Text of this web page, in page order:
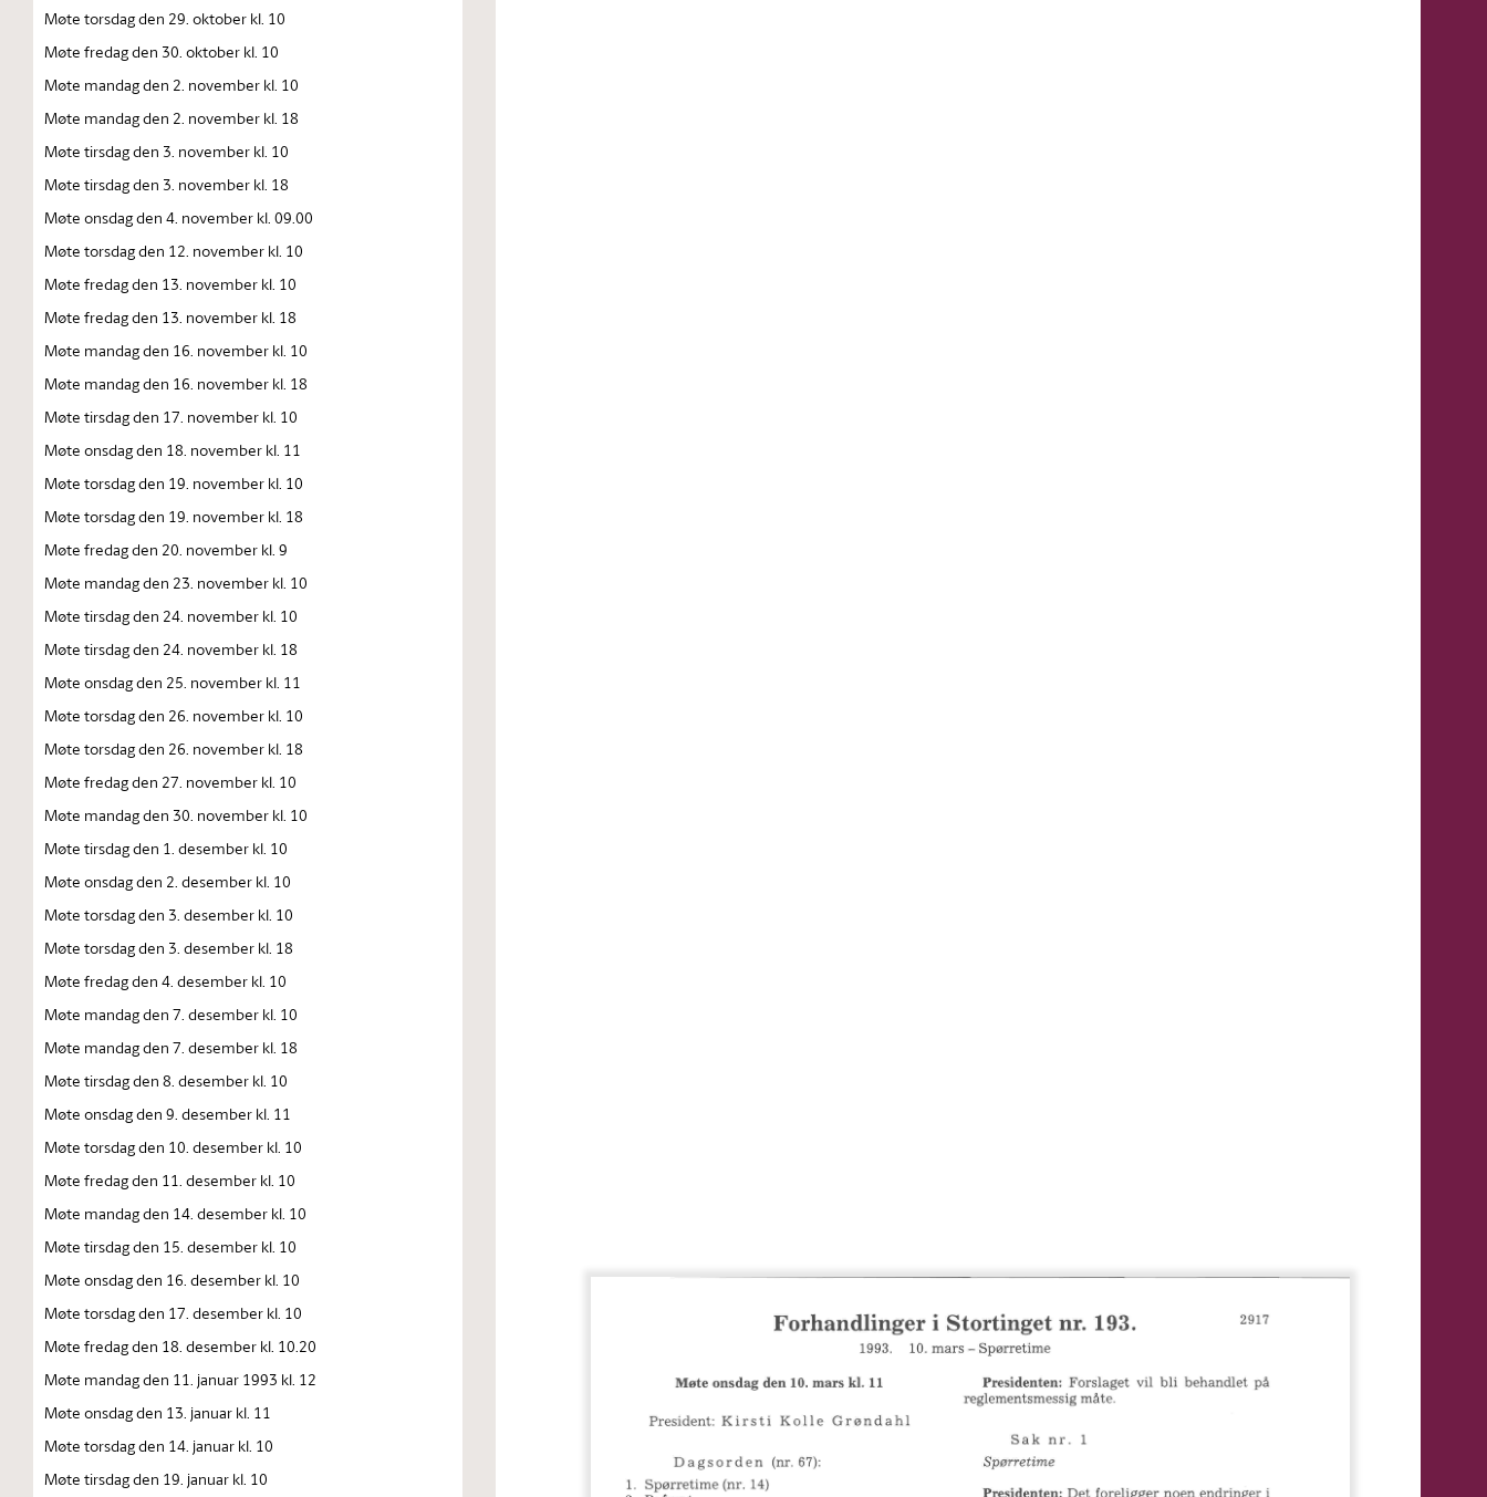
Møte torsdag den 29. oktober kl. 10
Møte fredag den 30. oktober kl. 10
Møte mandag den 2. november kl. 10
Møte mandag den 2. november kl. 18
Møte tirsdag den 3. november kl. 10
Møte tirsdag den 3. november kl. 18
Møte onsdag den 4. november kl. 09.00
Møte torsdag den 12. november kl. 10
Møte fredag den 13. november kl. 10
Møte fredag den 13. november kl. 18
Møte mandag den 16. november kl. 10
Møte mandag den 16. november kl. 18
Møte tirsdag den 17. november kl. 10
Møte onsdag den 18. november kl. 11
Møte torsdag den 19. november kl. 10
Møte torsdag den 19. november kl. 18
Møte fredag den 20. november kl. 9
Møte mandag den 23. november kl. 10
Møte tirsdag den 24. november kl. 10
Møte tirsdag den 24. november kl. 18
Møte onsdag den 25. november kl. 11
Møte torsdag den 26. november kl. 10
Møte torsdag den 26. november kl. 18
Møte fredag den 27. november kl. 10
Møte mandag den 30. november kl. 10
Møte tirsdag den 1. desember kl. 10
Møte onsdag den 2. desember kl. 10
Møte torsdag den 3. desember kl. 10
Møte torsdag den 3. desember kl. 18
Møte fredag den 4. desember kl. 10
Møte mandag den 7. desember kl. 10
Møte mandag den 7. desember kl. 18
Møte tirsdag den 8. desember kl. 10
Møte onsdag den 9. desember kl. 11
Møte torsdag den 10. desember kl. 10
Møte fredag den 11. desember kl. 10
Møte mandag den 14. desember kl. 10
Møte tirsdag den 15. desember kl. 10
Møte onsdag den 16. desember kl. 10
Møte torsdag den 17. desember kl. 10
Møte fredag den 18. desember kl. 10.20
Møte mandag den 11. januar 1993 kl. 12
Møte onsdag den 13. januar kl. 11
Møte torsdag den 14. januar kl. 10
Møte tirsdag den 19. januar kl. 10